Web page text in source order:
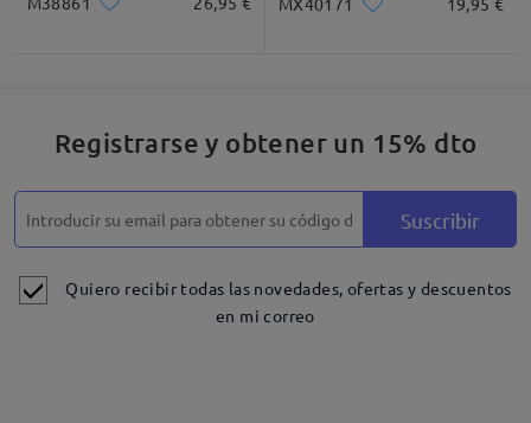
Registrarse y obtener un 15% dto
Suscribir
Quiero recibir todas las novedades, ofertas y descuentos
en mi correo